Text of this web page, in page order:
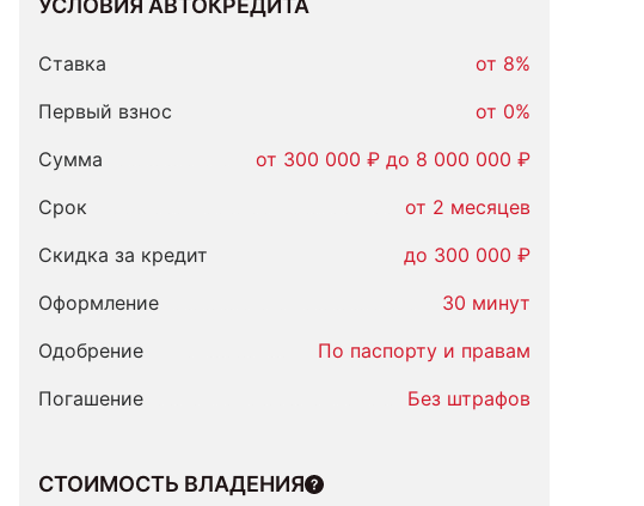
УСЛОВИЯ АВТОКРЕДИТА
Ставка
от 8%
Первый взнос
от 0%
Сумма
от 300 000 ₽ до 8 000 000 ₽
Срок
от 2 месяцев
Скидка за кредит
до 300 000 ₽
Оформление
30 минут
Одобрение
По паспорту и правам
Погашение
Без штрафов
СТОИМОСТЬ ВЛАДЕНИЯ